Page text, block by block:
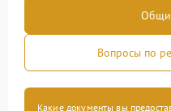
Вопросы по
Какие документы вы